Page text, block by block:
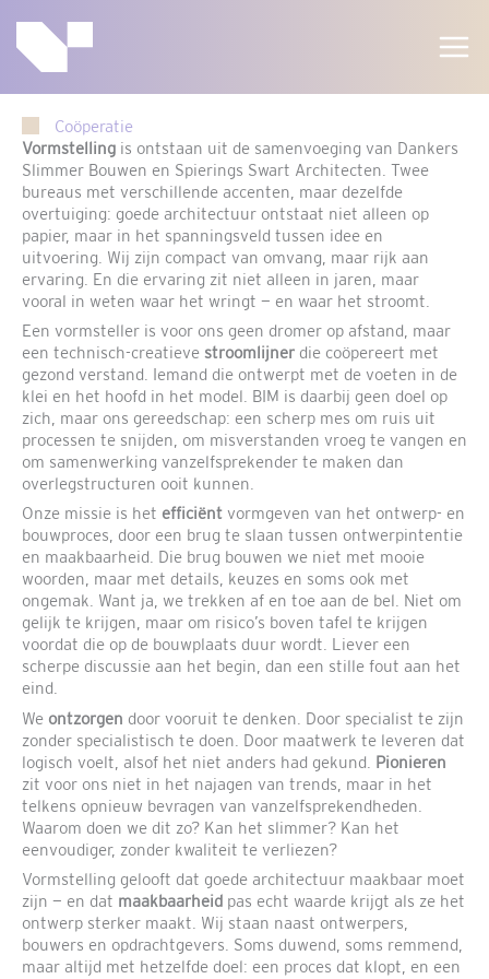
inhoud
Coöperatie
Vormstelling is ontstaan uit de samenvoeging van Dankers
Slimmer Bouwen en Spierings Swart Architecten. Twee
bureaus met verschillende accenten, maar dezelfde
overtuiging: goede architectuur ontstaat niet alleen op
papier, maar in het spanningsveld tussen idee en
uitvoering. Wij zijn compact van omvang, maar rijk aan
ervaring. En die ervaring zit niet alleen in jaren, maar
vooral in weten waar het wringt — en waar het stroomt.
Een vormsteller is voor ons geen dromer op afstand, maar
een technisch-creatieve stroomlijner die coöpereert met
gezond verstand. Iemand die ontwerpt met de voeten in de
klei en het hoofd in het model. BIM is daarbij geen doel op
zich, maar ons gereedschap: een scherp mes om ruis uit
processen te snijden, om misverstanden vroeg te vangen en
om samenwerking vanzelfsprekender te maken dan
overlegstructuren ooit kunnen.
Onze missie is het efficiënt vormgeven van het ontwerp- en
bouwproces, door een brug te slaan tussen ontwerpintentie
en maakbaarheid. Die brug bouwen we niet met mooie
woorden, maar met details, keuzes en soms ook met
ongemak. Want ja, we trekken af en toe aan de bel. Niet om
gelijk te krijgen, maar om risico’s boven tafel te krijgen
voordat die op de bouwplaats duur wordt. Liever een
scherpe discussie aan het begin, dan een stille fout aan het
eind.
We ontzorgen door vooruit te denken. Door specialist te zijn
zonder specialistisch te doen. Door maatwerk te leveren dat
logisch voelt, alsof het niet anders had gekund. Pionieren
zit voor ons niet in het najagen van trends, maar in het
telkens opnieuw bevragen van vanzelfsprekendheden.
Waarom doen we dit zo? Kan het slimmer? Kan het
eenvoudiger, zonder kwaliteit te verliezen?
Vormstelling gelooft dat goede architectuur maakbaar moet
zijn — en dat maakbaarheid pas echt waarde krijgt als ze het
ontwerp sterker maakt. Wij staan naast ontwerpers,
bouwers en opdrachtgevers. Soms duwend, soms remmend,
maar altijd met hetzelfde doel: een proces dat klopt, en een